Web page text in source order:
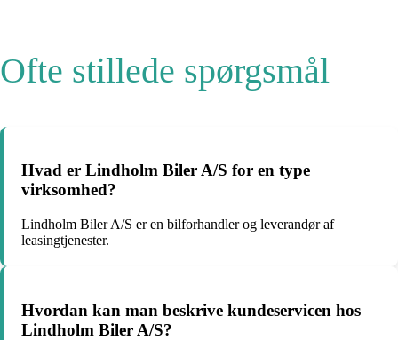
Ofte stillede spørgsmål
Hvad er Lindholm Biler A/S for en type
virksomhed?
Lindholm Biler A/S er en bilforhandler og leverandør af
leasingtjenester.
Hvordan kan man beskrive kundeservicen hos
Lindholm Biler A/S?